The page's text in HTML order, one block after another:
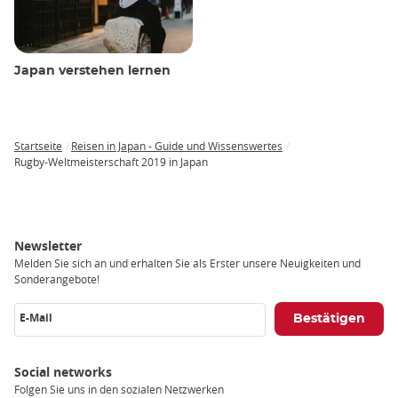
Japan verstehen lernen
Breadcrumb
Startseite
Reisen in Japan - Guide und Wissenswertes
Rugby-Weltmeisterschaft 2019 in Japan
Newsletter
Melden Sie sich an und erhalten Sie als Erster unsere Neuigkeiten und
Sonderangebote!
E-Mail
Social networks
Folgen Sie uns in den sozialen Netzwerken